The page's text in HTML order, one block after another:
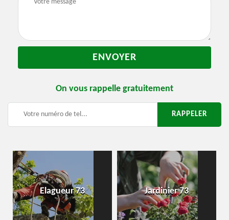
On vous rappelle gratuitement
Elagueur 73 Jardinier 73